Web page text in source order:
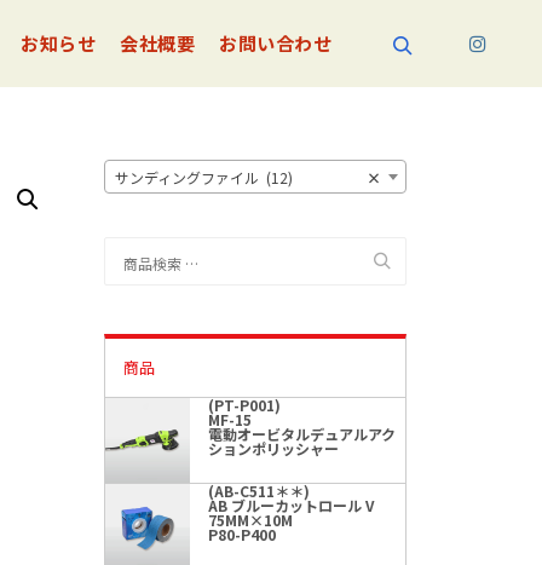
お知らせ 会社概要 お問い合わせ
×
サンディングファイル (12)
商品
(PT-P001)
MF-15
電動オービタルデュアルアク
ションポリッシャー
(AB-C511＊＊)
AB ブルーカットロール V
75MM×10M
P80-P400